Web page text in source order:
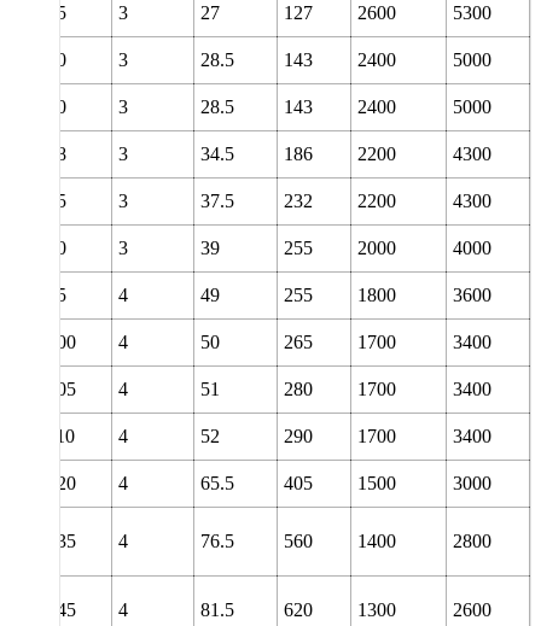
65 3 27 127 2600 5300
70 3 28.5 143 2400 5000
70 3 28.5 143 2400 5000
78 3 34.5 186 2200 4300
85 3 37.5 232 2200 4300
90 3 39 255 2000 4000
95 4 49 255 1800 3600
100 4 50 265 1700 3400
105 4 51 280 1700 3400
110 4 52 290 1700 3400
120 4 65.5 405 1500 3000
135 4 76.5 560 1400 2800
145 4 81.5 620 1300 2600